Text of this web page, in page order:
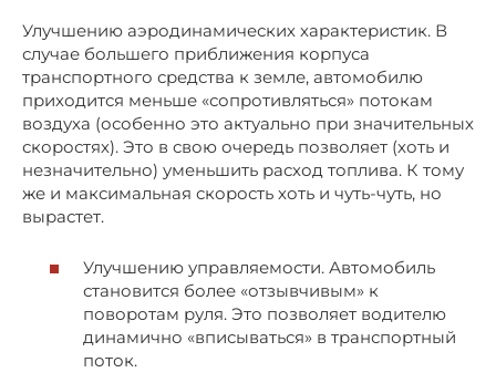
Улучшению аэродинамических характеристик. В
случае большего приближения корпуса
транспортного средства к земле, автомобилю
приходится меньше «сопротивляться» потокам
воздуха (особенно это актуально при значительных
скоростях). Это в свою очередь позволяет (хоть и
незначительно) уменьшить расход топлива. К тому
же и максимальная скорость хоть и чуть-чуть, но
вырастет.
Улучшению управляемости. Автомобиль
становится более «отзывчивым» к
поворотам руля. Это позволяет водителю
динамично «вписываться» в транспортный
поток.